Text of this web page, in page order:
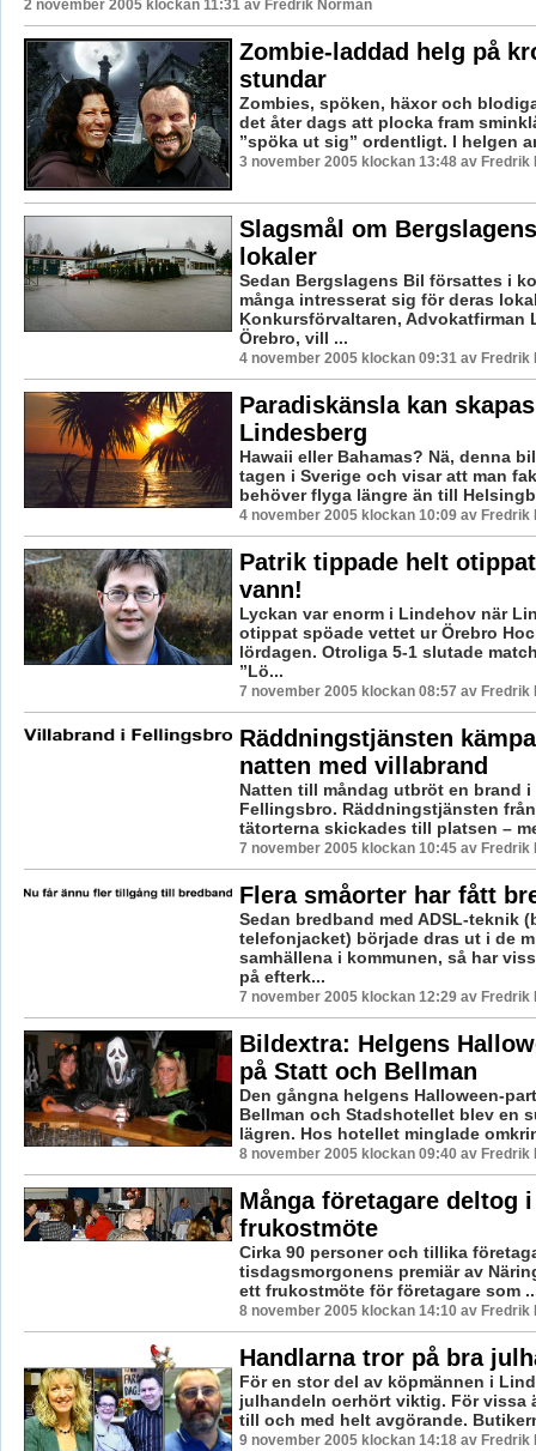
2 november 2005 klockan 11:31 av Fredrik Norman
Zombie-laddad helg på
stundar
Zombies, spöken, häxor och
det åter dags att plocka fram
”spöka ut sig” ordentligt. I helgen
3 november 2005 klockan 13:48 av Fredrik
Slagsmål om
lokaler
Sedan Bergslagens Bil försattes i
många intresserat sig för deras
Konkursförvaltaren, Advokatfirman
Örebro, vill ...
4 november 2005 klockan 09:31 av Fredrik
Paradiskänsla kan
Lindesberg
Hawaii eller Bahamas? Nä, denna
tagen i Sverige och visar att man
behöver flyga längre än till
4 november 2005 klockan 10:09 av Fredrik
Patrik tippade helt
vann!
Lyckan var enorm i Lindehov när
otippat spöade vettet ur Örebro
lördagen. Otroliga 5-1 slutade
”Lö...
7 november 2005 klockan 08:57 av Fredrik
Räddningstjänsten
natten med villabrand
Natten till måndag utbröt en brand i
Fellingsbro. Räddningstjänsten
tätorterna skickades till platsen –
7 november 2005 klockan 10:45 av Fredrik
Flera småorter har fått
Sedan bredband med ADSL-teknik
telefonjacket) började dras ut i de
samhällena i kommunen, så har
på efterk...
7 november 2005 klockan 12:29 av Fredrik
Bildextra: Helgens
på Statt och Bellman
Den gångna helgens Halloween-
Bellman och Stadshotellet blev en
lägren. Hos hotellet minglade
8 november 2005 klockan 09:40 av Fredrik
Många företagare deltog i
frukostmöte
Cirka 90 personer och tillika
tisdagsmorgonens premiär av
ett frukostmöte för företagare som
8 november 2005 klockan 14:10 av Fredrik
Handlarna tror på bra
För en stor del av köpmännen i
julhandeln oerhört viktig. För vissa
till och med helt avgörande.
9 november 2005 klockan 14:18 av Fredrik